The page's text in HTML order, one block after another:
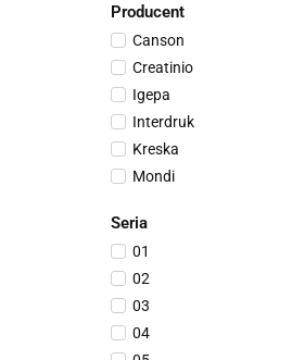
Producent
Canson
Creatinio
Igepa
Interdruk
Kreska
Mondi
Titanum
TOP-2000
Seria
01
02
03
04